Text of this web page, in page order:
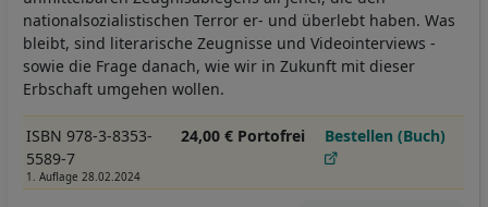
nationalsozialistischen Terror er- und überlebt haben. Was
bleibt, sind literarische Zeugnisse und Videointerviews -
sowie die Frage danach, wie wir in Zukunft mit dieser
Erbschaft umgehen wollen.
ISBN 978-3-8353-
5589-7
1. Auflage 28.02.2024
24,00 € Portofrei Bestellen (Buch)